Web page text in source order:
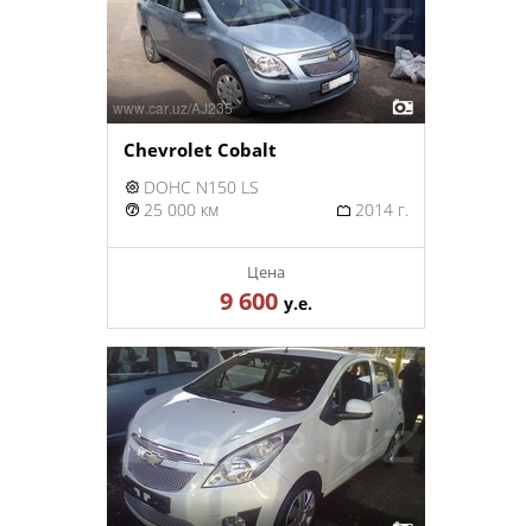
Chevrolet Cobalt
DOHC N150 LS
25 000 км
2014 г.
Цена
9 600 у.е.